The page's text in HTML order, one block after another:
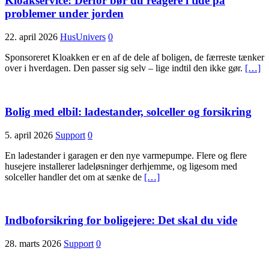
problemer under jorden
22. april 2026 HusUnivers 0
Sponsoreret Kloakken er en af de dele af boligen, de færreste tænker
over i hverdagen. Den passer sig selv – lige indtil den ikke gør. […]
Bolig med elbil: ladestander, solceller og forsikring
5. april 2026 Support 0
En ladestander i garagen er den nye varmepumpe. Flere og flere
husejere installerer ladeløsninger derhjemme, og ligesom med
solceller handler det om at sænke de […]
Indboforsikring for boligejere: Det skal du vide
28. marts 2026 Support 0